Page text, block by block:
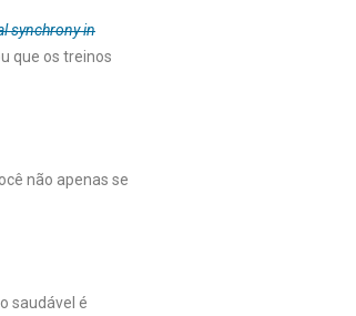
synchrony in
que os treinos
não apenas se
saudável é